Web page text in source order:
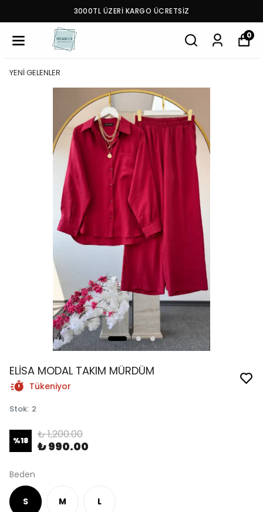
3000TL ÜZERİ KARGO ÜCRETSİZ
0
YENİ GELENLER
ELİSA MODAL TAKIM MÜRDÜM
Tükeniyor
Stok: 2
%18 ₺ 1,200.00
₺ 990.00
Beden
S M L